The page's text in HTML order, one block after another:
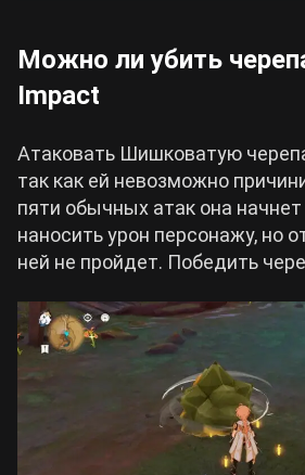
Можно ли убить
Impact
Атаковать Шишковатую
так как ей невозможно
пяти обычных атак она начнет
наносить урон персонажу, но
ней не пройдет. Победить